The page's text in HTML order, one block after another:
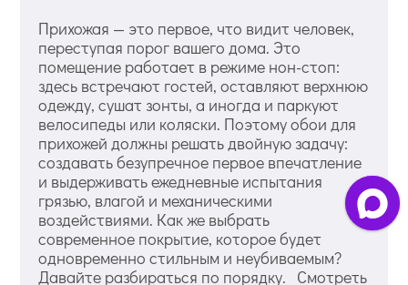
Прихожая — это первое, что видит человек,
переступая порог вашего дома. Это
помещение работает в режиме нон-стоп:
здесь встречают гостей, оставляют верхнюю
одежду, сушат зонты, а иногда и паркуют
велосипеды или коляски. Поэтому обои для
прихожей должны решать двойную задачу:
создавать безупречное первое впечатление
и выдерживать ежедневные испытания
грязью, влагой и механическими
воздействиями. Как же выбрать
современное покрытие, которое будет
одновременно стильным и неубиваемым?
Давайте разбираться по порядку. Смотреть